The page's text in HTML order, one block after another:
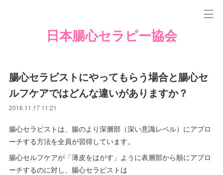
日本腸心セラピー協会
腸心セラピストにやってもらう場合と腸心セ
ルフケアではどんな違いがありますか？
2016.11.17 11:21
腸心セラピストは、腸のより深層部（深い意識レベル）にアプロ
ーチする方法を全員が習得しています。
腸心セルフケアが「薄皮をはがす」ように表層部から順にアプロ
ーチするのに対し、腸心セラピストは